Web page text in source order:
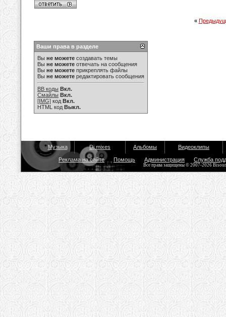
«
Ваши права в разделе
Вы не можете создавать темы
Вы не можете отвечать на сообщения
Вы не можете прикреплять файлы
Вы не можете редактировать сообщения
BB коды Вкл.
Смайлы Вкл.
[IMG] код Вкл.
HTML код Выкл.
Музыка Dj mixes Альбомы Видеоклипы
Реклама на сайте Помощь Администрация Служба
Все права защищены © 2007-2026